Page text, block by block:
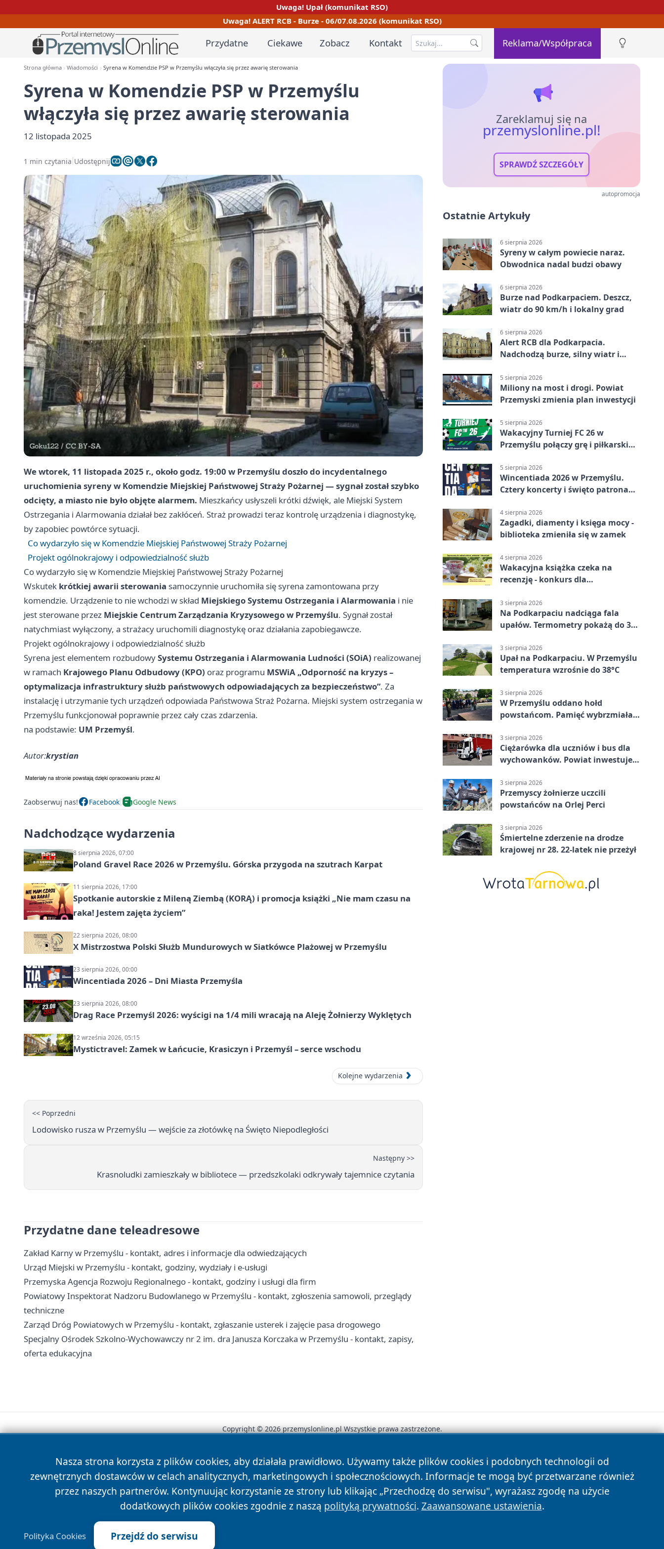
Uwaga! Upał (komunikat RSO)
Uwaga! ALERT RCB - Burze - 06/07.08.2026 (komunikat RSO)
Przydatne Ciekawe Zobacz Kontakt Reklama/Współpraca
Strona główna Wiadomości Syrena w Komendzie PSP w Przemyślu włączyła się przez awarię sterowania
Syrena w Komendzie PSP w Przemyślu
włączyła się przez awarię sterowania
12 listopada 2025
1 min czytania Udostępnij
We wtorek, 11 listopada 2025 r., około godz. 19:00 w Przemyślu doszło do incydentalnego
uruchomienia syreny w Komendzie Miejskiej Państwowej Straży Pożarnej — sygnał został szybko
odcięty, a miasto nie było objęte alarmem. Mieszkańcy usłyszeli krótki dźwięk, ale Miejski System
Ostrzegania i Alarmowania działał bez zakłóceń. Straż prowadzi teraz kontrolę urządzenia i diagnostykę,
by zapobiec powtórce sytuacji.
Co wydarzyło się w Komendzie Miejskiej Państwowej Straży Pożarnej
Projekt ogólnokrajowy i odpowiedzialność służb
Co wydarzyło się w Komendzie Miejskiej Państwowej Straży Pożarnej
Wskutek krótkiej awarii sterowania samoczynnie uruchomiła się syrena zamontowana przy
komendzie. Urządzenie to nie wchodzi w skład Miejskiego Systemu Ostrzegania i Alarmowania i nie
jest sterowane przez Miejskie Centrum Zarządzania Kryzysowego w Przemyślu. Sygnał został
natychmiast wyłączony, a strażacy uruchomili diagnostykę oraz działania zapobiegawcze.
Projekt ogólnokrajowy i odpowiedzialność służb
Syrena jest elementem rozbudowySystemu Ostrzegania i Alarmowania Ludności (SOiA) realizowanej
w ramach Krajowego Planu Odbudowy (KPO) oraz programu MSWiA „Odporność na kryzys –
optymalizacja infrastruktury służb państwowych odpowiadających za bezpieczeństwo”. Za
instalację i utrzymanie tych urządzeń odpowiada Państwowa Straż Pożarna. Miejski system ostrzegania w
Przemyślu funkcjonował poprawnie przez cały czas zdarzenia.
na podstawie: UM Przemyśl.
Autor:krystian
Zaobserwuj nas! Facebook Google News
Nadchodzące wydarzenia
8 sierpnia 2026, 07:00
Poland Gravel Race 2026 w Przemyślu. Górska przygoda na szutrach Karpat
11 sierpnia 2026, 17:00
Spotkanie autorskie z Mileną Ziembą (KORĄ) i promocja książki „Nie mam czasu na
raka! Jestem zajęta życiem”
22 sierpnia 2026, 08:00
X Mistrzostwa Polski Służb Mundurowych w Siatkówce Plażowej w Przemyślu
23 sierpnia 2026, 00:00
Wincentiada 2026 – Dni Miasta Przemyśla
23 sierpnia 2026, 08:00
Drag Race Przemyśl 2026: wyścigi na 1/4 mili wracają na Aleję Żołnierzy Wyklętych
12 września 2026, 05:15
Mystictravel: Zamek w Łańcucie, Krasiczyn i Przemyśl – serce wschodu
Kolejne wydarzenia
<< Poprzedni
Lodowisko rusza w Przemyślu — wejście za złotówkę na Święto Niepodległości
Następny >>
Krasnoludki zamieszkały w bibliotece — przedszkolaki odkrywały tajemnice czytania
Przydatne dane teleadresowe
Zakład Karny w Przemyślu - kontakt, adres i informacje dla odwiedzających
Urząd Miejski w Przemyślu - kontakt, godziny, wydziały i e-usługi
Przemyska Agencja Rozwoju Regionalnego - kontakt, godziny i usługi dla firm
Powiatowy Inspektorat Nadzoru Budowlanego w Przemyślu - kontakt, zgłoszenia samowoli, przeglądy
techniczne
Zarząd Dróg Powiatowych w Przemyślu - kontakt, zgłaszanie usterek i zajęcie pasa drogowego
Specjalny Ośrodek Szkolno-Wychowawczy nr 2 im. dra Janusza Korczaka w Przemyślu - kontakt, zapisy,
oferta edukacyjna
Zareklamuj się na
przemyslonline.pl!
SPRAWDŹ SZCZEGÓŁY
autopromocja
Ostatnie Artykuły
6 sierpnia 2026
Syreny w całym powiecie naraz.
Obwodnica nadal budzi obawy
6 sierpnia 2026
Burze nad Podkarpaciem. Deszcz,
wiatr do 90 km/h i lokalny grad
6 sierpnia 2026
Alert RCB dla Podkarpacia.
Nadchodzą burze, silny wiatr i
5 sierpnia 2026
Miliony na most i drogi. Powiat
Przemyski zmienia plan inwestycji
5 sierpnia 2026
Wakacyjny Turniej FC 26 w
Przemyślu połączy grę i piłkarski
5 sierpnia 2026
Wincentiada 2026 w Przemyślu.
Cztery koncerty i święto patrona
4 sierpnia 2026
Zagadki, diamenty i księga mocy -
biblioteka zmieniła się w zamek
4 sierpnia 2026
Wakacyjna książka czeka na
recenzję - konkurs dla
3 sierpnia 2026
Na Podkarpaciu nadciąga fala
upałów. Termometry pokażą do 36
3 sierpnia 2026
Upał na Podkarpaciu. W Przemyślu
temperatura wzrośnie do 38°C
3 sierpnia 2026
W Przemyślu oddano hołd
powstańcom. Pamięć wybrzmiała
3 sierpnia 2026
Ciężarówka dla uczniów i bus dla
wychowanków. Powiat inwestuje
3 sierpnia 2026
Przemyscy żołnierze uczcili
powstańców na Orlej Perci
3 sierpnia 2026
Śmiertelne zderzenie na drodze
krajowej nr 28. 22-latek nie przeżył
Nasza strona korzysta z plików cookies, aby działała prawidłowo. Używamy także plików cookies i podobnych technologii od
zewnętrznych dostawców w celach analitycznych, marketingowych i społecznościowych. Informacje te mogą być przetwarzane również
przez naszych partnerów. Kontynuując korzystanie ze strony lub klikając „Przechodzę do serwisu", wyrażasz zgodę na użycie
dodatkowych plików cookies zgodnie z naszą polityką prywatności. Zaawansowane ustawienia.
Polityka Cookies Przejdź do serwisu
Copyright © 2026 przemyslonline.pl Wszystkie prawa zastrzeżone.
News Autorzy Polityka Prywatności Polityka Cookies